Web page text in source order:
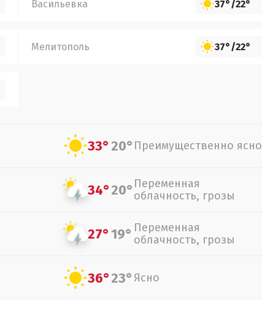
Васильевка 37°/22°
Мелитополь 37°/22°
33°20° Преимущественно ясно
34°20° Переменная
облачность, грозы
27°19° Переменная
облачность, грозы
36°23° Ясно